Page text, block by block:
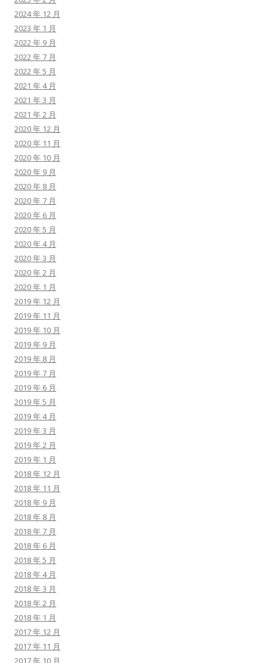
2024 年 12 月
2023 年 1 月
2022 年 9 月
2022 年 7 月
2022 年 5 月
2021 年 4 月
2021 年 3 月
2021 年 2 月
2020 年 12 月
2020 年 11 月
2020 年 10 月
2020 年 9 月
2020 年 8 月
2020 年 7 月
2020 年 6 月
2020 年 5 月
2020 年 4 月
2020 年 3 月
2020 年 2 月
2020 年 1 月
2019 年 12 月
2019 年 11 月
2019 年 10 月
2019 年 9 月
2019 年 8 月
2019 年 7 月
2019 年 6 月
2019 年 5 月
2019 年 4 月
2019 年 3 月
2019 年 2 月
2019 年 1 月
2018 年 12 月
2018 年 11 月
2018 年 9 月
2018 年 8 月
2018 年 7 月
2018 年 6 月
2018 年 5 月
2018 年 4 月
2018 年 3 月
2018 年 2 月
2018 年 1 月
2017 年 12 月
2017 年 11 月
2017 年 10 月